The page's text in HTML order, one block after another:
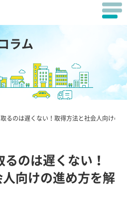
ラム
るのは遅くない！取得方法と社会人向けの
のは遅くない！
向けの進め方を解